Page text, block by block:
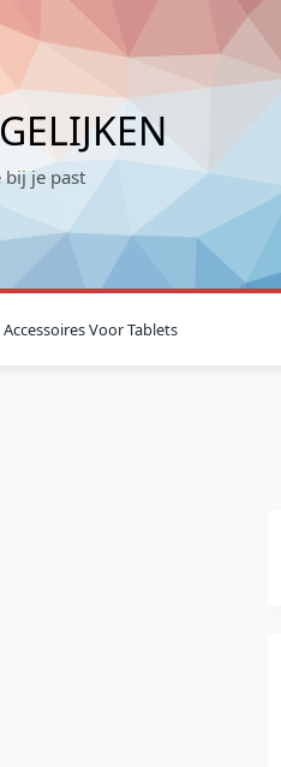
bij je past
Accessoires Voor Tablets